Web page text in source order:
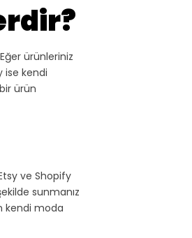
ürünleriniz
ise kendi
ürün
ve Shopify
sunmanız
kendi moda